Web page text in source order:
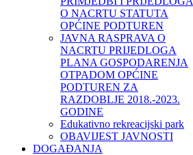
O NACRTU STATUTA
OPĆINE PODTUREN
JAVNA RASPRAVA O
NACRTU PRIJEDLOGA
PLANA GOSPODARENJA
OTPADOM OPĆINE
PODTUREN ZA
RAZDOBLJE 2018.-2023.
GODINE
Edukativno rekreacijski park
OBAVIJEST JAVNOSTI
DOGAĐANJA